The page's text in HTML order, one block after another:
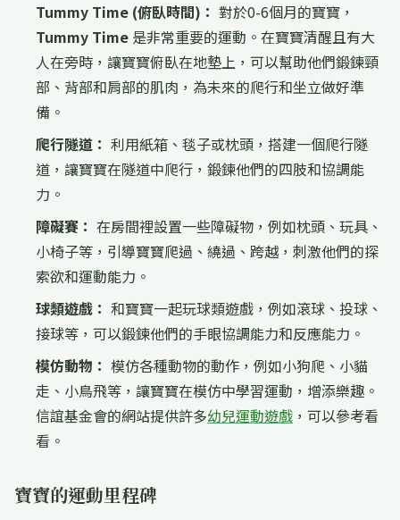
Tummy Time (俯臥時間)： 對於0-6個月的寶寶，
Tummy Time 是非常重要的運動。在寶寶清醒且有大
人在旁時，讓寶寶俯臥在地墊上，可以幫助他們鍛鍊頸
部、背部和肩部的肌肉，為未來的爬行和坐立做好準
備。
爬行隧道： 利用紙箱、毯子或枕頭，搭建一個爬行隧
道，讓寶寶在隧道中爬行，鍛鍊他們的四肢和協調能
力。
障礙賽： 在房間裡設置一些障礙物，例如枕頭、玩具、
小椅子等，引導寶寶爬過、繞過、跨越，刺激他們的探
索欲和運動能力。
球類遊戲： 和寶寶一起玩球類遊戲，例如滾球、投球、
接球等，可以鍛鍊他們的手眼協調能力和反應能力。
模仿動物： 模仿各種動物的動作，例如小狗爬、小貓
走、小鳥飛等，讓寶寶在模仿中學習運動，增添樂趣。
信誼基金會的網站提供許多幼兒運動遊戲 ，可以參考看
看。
寶寶的運動里程碑